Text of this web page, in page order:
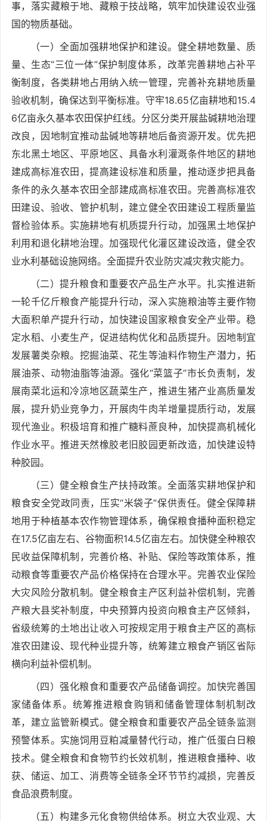
事，落实藏粮于地、藏粮于技战略，筑牢加快建设农业强
国的物质基础。
（一）全面加强耕地保护和建设。健全耕地数量、质
量、生态“三位一体”保护制度体系，改革完善耕地占补平
衡制度，各类耕地占用纳入统一管理，完善补充耕地质量
验收机制，确保达到平衡标准。守牢18.65亿亩耕地和15.4
6亿亩永久基本农田保护红线。分区分类开展盐碱耕地治理
改良，因地制宜推动盐碱地等耕地后备资源开发。优先把
东北黑土地区、平原地区、具备水利灌溉条件地区的耕地
建成高标准农田，提高建设标准和质量，推动逐步把具备
条件的永久基本农田全部建成高标准农田。完善高标准农
田建设、验收、管护机制，建立健全农田建设工程质量监
督检验体系。实施耕地有机质提升行动，加强黑土地保护
利用和退化耕地治理。加强现代化灌区建设改造，健全农
业水利基础设施网络。全面提升农业防灾减灾救灾能力。
（二）提升粮食和重要农产品生产水平。扎实推进新
一轮千亿斤粮食产能提升行动，深入实施粮油等主要作物
大面积单产提升行动，加快建设国家粮食安全产业带。稳
定水稻、小麦生产，促进结构优化和品质提升。因地制宜
发展薯类杂粮。挖掘油菜、花生等油料作物生产潜力，拓
展油茶、动物油脂等油源。强化“菜篮子”市长负责制，发
展南菜北运和冷凉地区蔬菜生产，推进生猪产业高质量发
展，提升奶业竞争力，开展肉牛肉羊增量提质行动，发展
现代渔业。积极培育和推广糖料蔗良种，加快提高机械化
作业水平。推进天然橡胶老旧胶园更新改造，加快建设特
种胶园。
（三）健全粮食生产扶持政策。全面落实耕地保护和
粮食安全党政同责，压实“米袋子”保供责任。健全保障耕
地用于种植基本农作物管理体系，确保粮食播种面积稳定
在17.5亿亩左右、谷物面积14.5亿亩左右。加快健全种粮农
民收益保障机制，完善价格、补贴、保险等政策体系，推
动粮食等重要农产品价格保持在合理水平。完善农业保险
大灾风险分散机制。健全粮食主产区利益补偿机制，完善
产粮大县奖补制度，中央预算内投资向粮食主产区倾斜，
省级统筹的土地出让收入可按规定用于粮食主产区的高标
准农田建设、现代种业提升等，统筹建立粮食产销区省际
横向利益补偿机制。
（四）强化粮食和重要农产品储备调控。加快完善国
家储备体系。统筹推进粮食购销和储备管理体制机制改
革，建立监管新模式。健全粮食和重要农产品全链条监测
预警体系。实施饲用豆粕减量替代行动，推广低蛋白日粮
技术。健全粮食和食物节约长效机制，推进粮食播种、收
获、储运、加工、消费等全链条全环节节约减损，完善反
食品浪费制度。
（五）构建多元化食物供给体系。树立大农业观、大